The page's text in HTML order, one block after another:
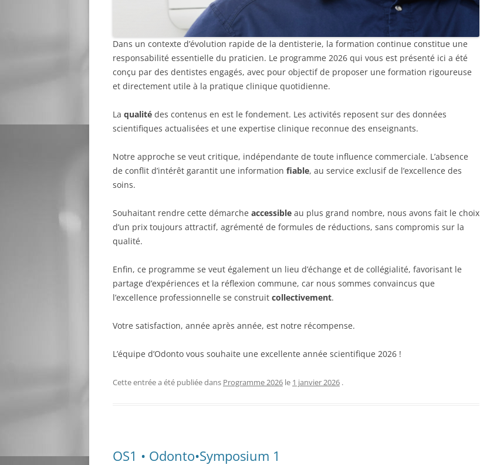
Dans un contexte d’évolution rapide de la dentisterie, la formation continue constitue une
responsabilité essentielle du praticien. Le programme 2026 qui vous est présenté ici a été
conçu par des dentistes engagés, avec pour objectif de proposer une formation rigoureuse
et directement utile à la pratique clinique quotidienne.
La qualité des contenus en est le fondement. Les activités reposent sur des données
scientifiques actualisées et une expertise clinique reconnue des enseignants.
Notre approche se veut critique, indépendante de toute influence commerciale. L’absence
de conflit d’intérêt garantit une information fiable, au service exclusif de l’excellence des
soins.
Souhaitant rendre cette démarche accessible au plus grand nombre, nous avons fait le choix
d’un prix toujours attractif, agrémenté de formules de réductions, sans compromis sur la
qualité.
Enfin, ce programme se veut également un lieu d’échange et de collégialité, favorisant le
partage d’expériences et la réflexion commune, car nous sommes convaincus que
l’excellence professionnelle se construit collectivement.
Votre satisfaction, année après année, est notre récompense.
L’équipe d’Odonto vous souhaite une excellente année scientifique 2026 !
Cette entrée a été publiée dans Programme 2026 le 1 janvier 2026 .
OS1 • Odonto•Symposium 1